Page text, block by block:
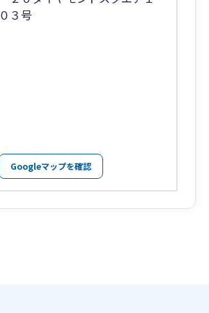
０３号
Googleマップを確認